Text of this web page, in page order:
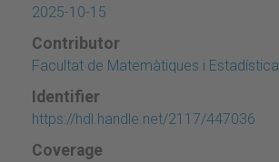
2025-10-15
Contributor
Facultat de Matemàtiques i Estadística
Identifier
https://hdl.handle.net/2117/447036
Coverage